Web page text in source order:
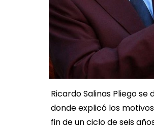
Ricardo Salinas Pliego
donde explicó los
fin de un ciclo de seis